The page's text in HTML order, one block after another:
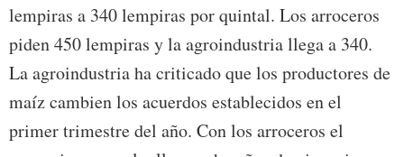
lempiras a 340 lempiras por quintal. Los arroceros
piden 450 lempiras y la agroindustria llega a 340.
La agroindustria ha criticado que los productores de
maíz cambien los acuerdos establecidos en el
primer trimestre del año. Con los arroceros el